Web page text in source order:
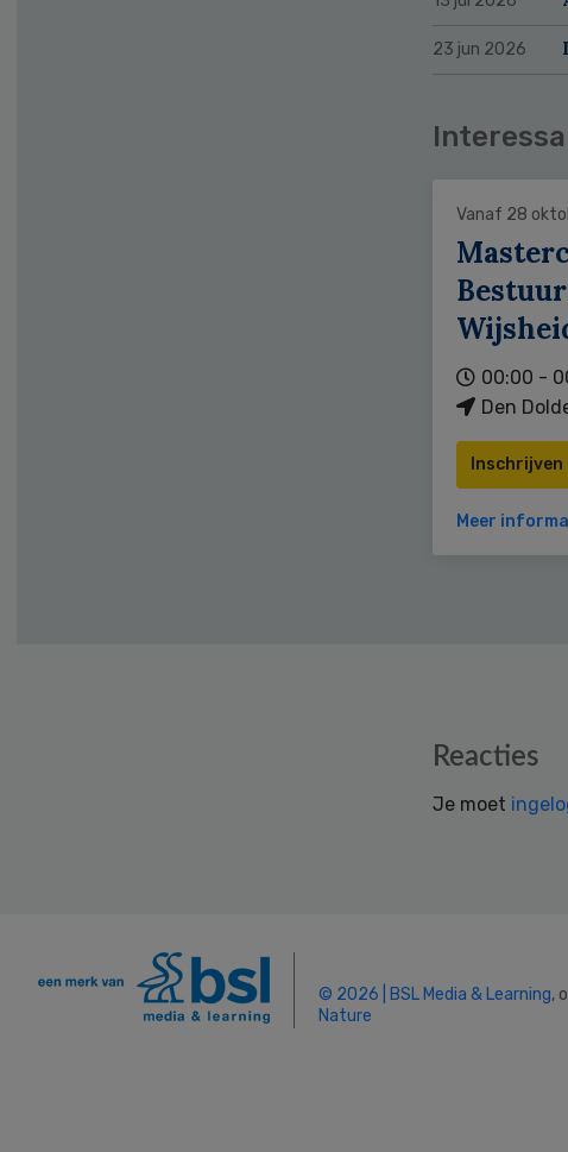
23 jun 2026
Vanaf 28
00:00 -
Den
Inschrijven
Meer
Reacties
Je moet
© 2026 | BSL Media & Learning,
Nature